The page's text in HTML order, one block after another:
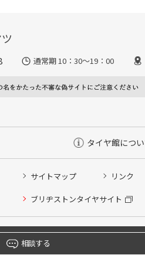
通常期 10：30～19：00
タイヤ館につ
サイトマップ リンク
ブリヂストンタイヤサイト
相談する
安全点検/タイヤ履き替え/オイル交換/そ
会員専用タイヤ履き替え※タイヤ履き
き替え順番待ち予約 ※クローク契約会